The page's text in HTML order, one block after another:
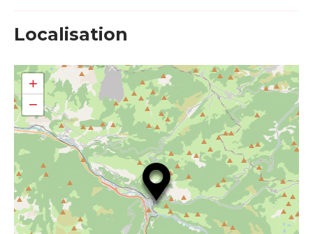
Localisation
+
−